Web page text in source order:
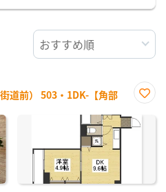
道前） 503・1DK-【角部
に入
り登